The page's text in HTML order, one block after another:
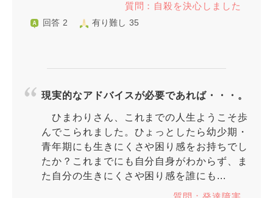
質問：自殺を決心しました
回答 2 有り難し 35
現実的なアドバイスが必要であれば・・・。
ひまわりさん、これまでの人生ようこそ歩
んでこられました。ひょっとしたら幼少期・
青年期にも生きにくさや困り感をお持ちでし
たか？これまでにも自分自身がわからず、ま
た自分の生きにくさや困り感を誰にも...